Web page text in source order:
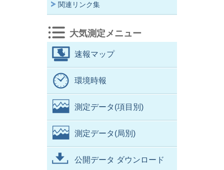
関連リンク集
大気測定メニュー
速報マップ
環境時報
測定データ(項目別)
測定データ(局別)
公開データ ダウンロード